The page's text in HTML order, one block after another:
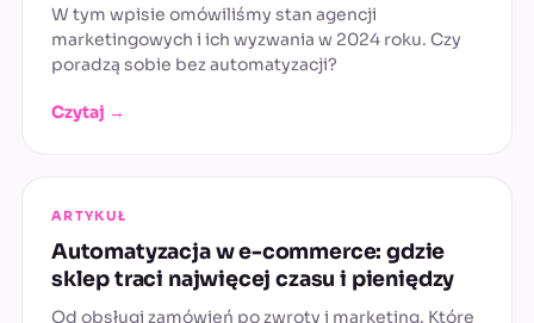
W tym wpisie omówiliśmy stan agencji
marketingowych i ich wyzwania w 2024 roku. Czy
poradzą sobie bez automatyzacji?
Czytaj →
ARTYKUŁ
Automatyzacja w e-commerce: gdzie
sklep traci najwięcej czasu i pieniędzy
Od obsługi zamówień po zwroty i marketing. Które